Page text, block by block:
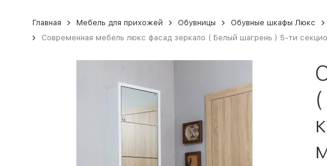
Главная Мебель для прихожей Обувницы Обувные шкафы Люкс
Современная мебель люкс фасад зеркало ( Белый шагрень ) 5-ти